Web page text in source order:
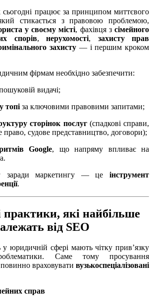
працює за принципом миттєвого
стикається з правовою проблемою,
у своєму місті, фахівця з сімейного
спорів,нерухомості, захисту прав
захисту — і першим кроком
фірмам необхідно забезпечити:
видачі;
топі за ключовими правовими запитами;
сторінок послуг(спадкові справи,
право, судове представництво, договори);
Google, що напряму впливає на
заради маркетингу — це інструмент
.
які найбільше
від SEO
у юридичній сфері мають чітку прив’язку
Саме тому просування
враховувати вузькоспеціалізовані
справ